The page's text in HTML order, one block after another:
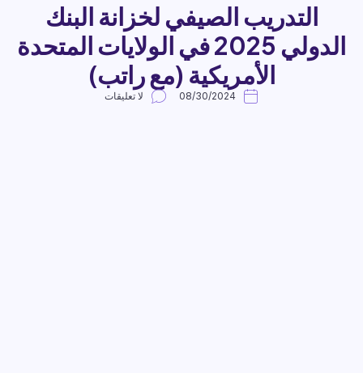
التدريب الصيفي لخزانة البنك
الدولي 2025 في الولايات المتحدة
الأمريكية (مع راتب)
08/30/2024 لا تعليقات